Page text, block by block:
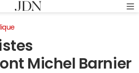
Michel Barnier